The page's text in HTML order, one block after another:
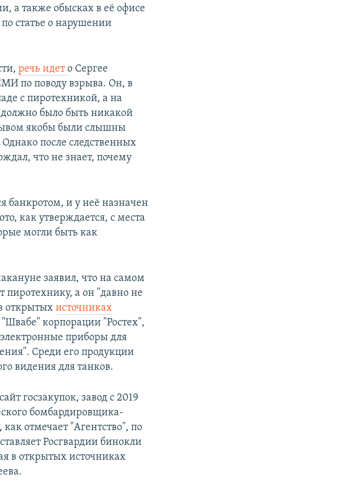
а также обысках в её офисе
статье о нарушении
речь идето Сергее
по поводу взрыва. Он, в
с пиротехникой, а на
должно было быть никакой
якобы были слышны
после следственных
что не знает, почему
банкротом, и у неё назначен
как утверждается, с места
могли быть как
заявил, что на самом
пиротехнику, а он "давно не
открытыхисточниках
корпорации "Ростех",
приборы для
Среди его продукции
видения для танков.
госзакупок, завод с 2019
бомбардировщика-
отмечает "Агентство", по
Росгвардии бинокли
в открытых источниках